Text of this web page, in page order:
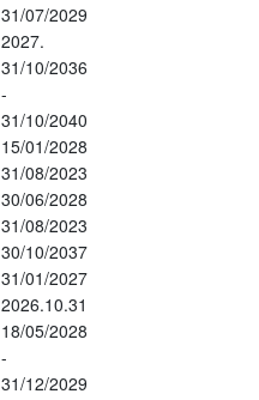
31/07/2029
2027.
31/10/2036
-
31/10/2040
15/01/2028
31/08/2023
30/06/2028
31/08/2023
30/10/2037
31/01/2027
2026.10.31
18/05/2028
-
31/12/2029